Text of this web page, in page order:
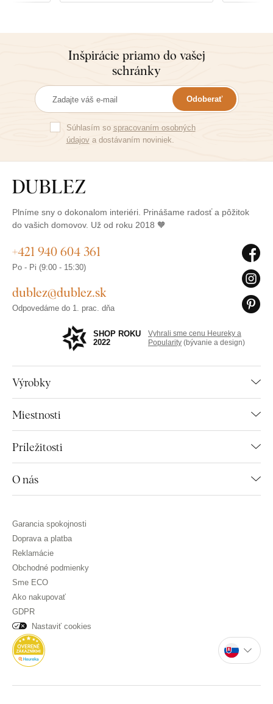
Inšpirácie priamo do vašej
schránky
Odoberať
Súhlasím so spracovaním osobných
údajova dostávaním noviniek.
Plníme sny o dokonalom interiéri. Prinášame radosť a pôžitok
do vašich domovov. Už od roku 2018 🧡
Výrobky
Miestnosti
Príležitosti
O nás
+421 940 604 361
Po - Pi (9:00 - 15:30)
dublez@dublez.sk
Odpovedáme do 1. prac. dňa
SHOP ROKU
2022
Vyhrali sme cenu Heureky a
Popularity (bývanie a design)
Garancia spokojnosti
Doprava a platba
Reklamácie
Obchodné podmienky
Sme ECO
Ako nakupovať
GDPR
Nastaviť cookies